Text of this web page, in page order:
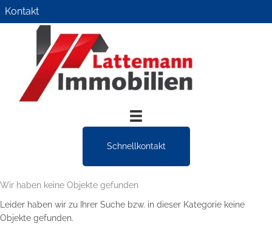
ZumKontakt
Schnellkontakt
Wir haben keine Objekte gefunden
Leider haben wir zu Ihrer Suche bzw. in dieser Kategorie keine
Objekte gefunden.